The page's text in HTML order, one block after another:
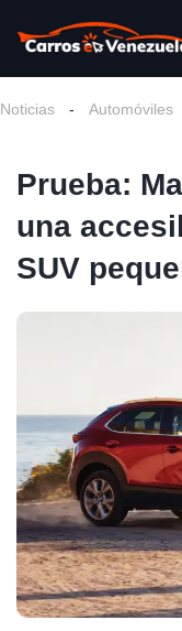
Noticias - Automóviles
Prueba:
una
SUV